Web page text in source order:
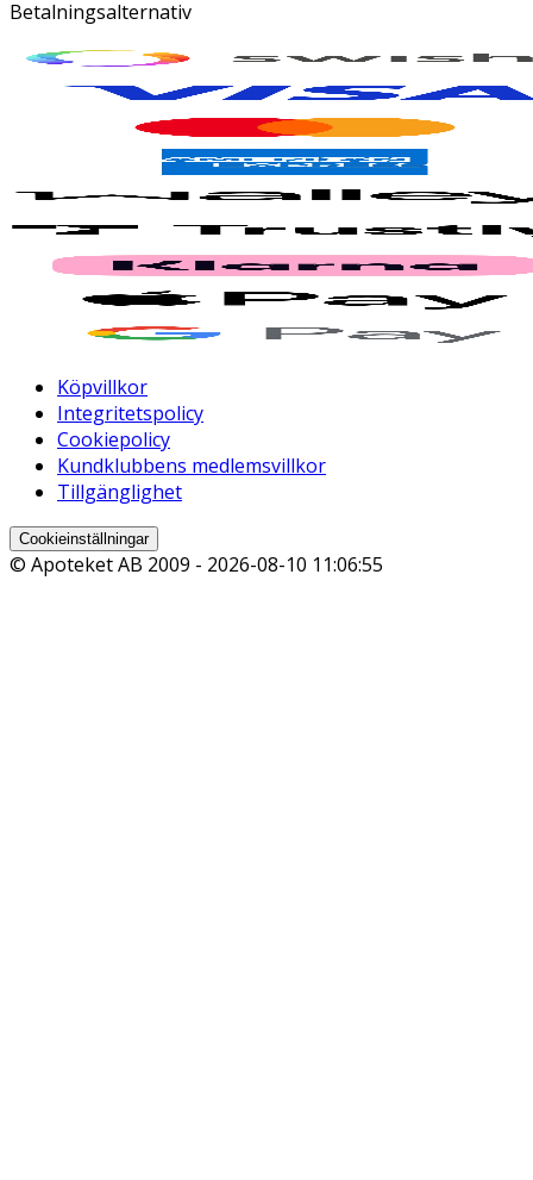
Betalningsalternativ
Köpvillkor
Integritetspolicy
Cookiepolicy
Kundklubbens medlemsvillkor
Tillgänglighet
Cookieinställningar
© Apoteket AB 2009 - 2026-08-10 11:06:55